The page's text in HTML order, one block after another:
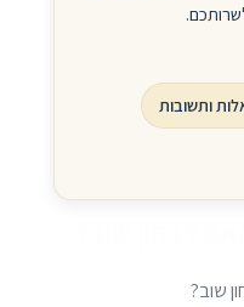
שוב?